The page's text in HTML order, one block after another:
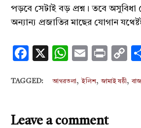
পড়বে সেটাই বড় প্রশ্ন। তবে অসুবিধা
অন্যান্য প্রজাতির মাছের যোগান
Facebook
X Email
TAGGED: আগরতলা ,ইলিশ,জামাই ষষ্ঠী,
Leave a comment